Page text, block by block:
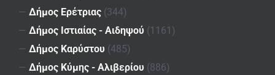
— Δήμος Ερέτριας (344)
— Δήμος Ιστιαίας - Αιδηψού (1161)
— Δήμος Καρύστου (485)
— Δήμος Κύμης - Αλιβερίου (886)